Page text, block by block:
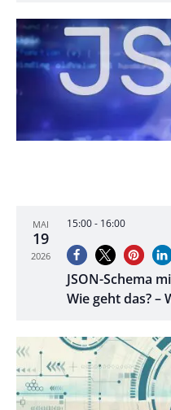
MAI
19
2026
15:00- 16:00
JSON-Schema
Wie geht das? –